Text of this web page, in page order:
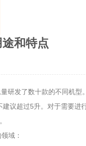
和特点
研发了数十款的不同机型
议超过5升。对于需要进
域：